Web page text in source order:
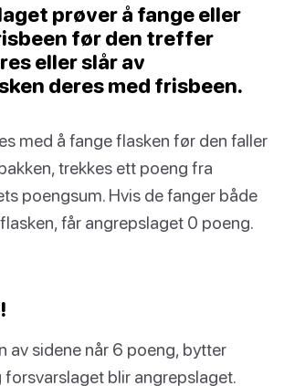
prøver å fange eller
før den treffer
eller slår av
deres med frisbeen.
med å fange flasken før den faller
trekkes ett poeng fra
poengsum. Hvis de fanger både
får angrepslaget 0 poeng.
av sidene når 6 poeng, bytter
forsvarslaget blir angrepslaget.